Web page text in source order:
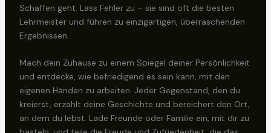
Schaffen geht. Lass Fehler zu – sie sind oft die besten
Lehrmeister und führen zu einzigartigen, überraschenden
Ergebnissen.
Mach dein Zuhause zu einem Spiegel deiner Persönlichkeit
und entdecke, wie befriedigend es sein kann, mit den
eigenen Händen zu arbeiten. Jeder Gegenstand, den du
kreierst, erzählt deine Geschichte und bereichert den Ort,
an dem du lebst. Lade Freunde oder Familie ein, mit dir zu